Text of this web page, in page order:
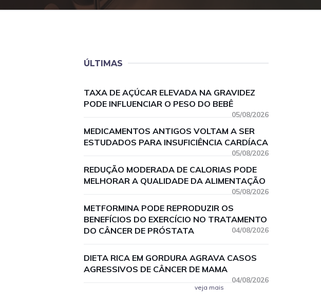
ÚLTIMAS
TAXA DE AÇÚCAR ELEVADA NA GRAVIDEZ
PODE INFLUENCIAR O PESO DO BEBÊ
05/08/2026
MEDICAMENTOS ANTIGOS VOLTAM A SER
ESTUDADOS PARA INSUFICIÊNCIA CARDÍACA
05/08/2026
REDUÇÃO MODERADA DE CALORIAS PODE
MELHORAR A QUALIDADE DA ALIMENTAÇÃO
05/08/2026
METFORMINA PODE REPRODUZIR OS
BENEFÍCIOS DO EXERCÍCIO NO TRATAMENTO
DO CÂNCER DE PRÓSTATA
04/08/2026
DIETA RICA EM GORDURA AGRAVA CASOS
AGRESSIVOS DE CÂNCER DE MAMA
04/08/2026
veja mais